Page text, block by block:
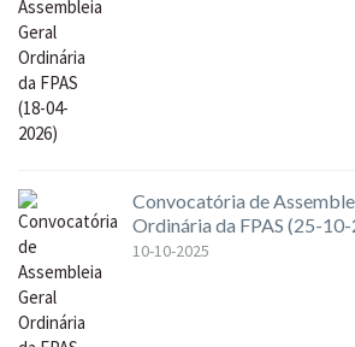
Convocatória de
Ordinária da FPAS (25-
10-10-2025